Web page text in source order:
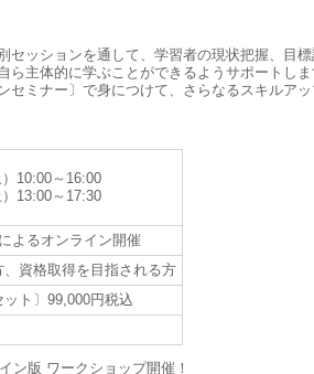
セッションを通して、学習者の現状把握、目
ら主体的に学ぶことができるようサポートし
セミナー〕で身につけて、さらなるスキルア
10:00～16:00
13:00～17:30
よるオンライン開催
資格取得を目指される方
ット〕99,000円税込
ン版 ワークショップ開催！